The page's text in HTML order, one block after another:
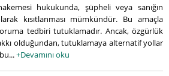
hukukunda, şüpheli veya sanığın
kısıtlanması mümkündür. Bu amaçla
tedbiri tutuklamadır. Ancak, özgürlük
olduğundan, tutuklamaya alternatif yollar
+Devamını oku